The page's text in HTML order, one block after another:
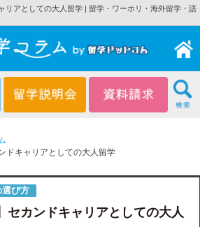
リアとしての大人留学 | 留学・ワーホリ・海外留学・語
ドキャリアとしての大人留学
選び方
セカンドキャリアとしての大人